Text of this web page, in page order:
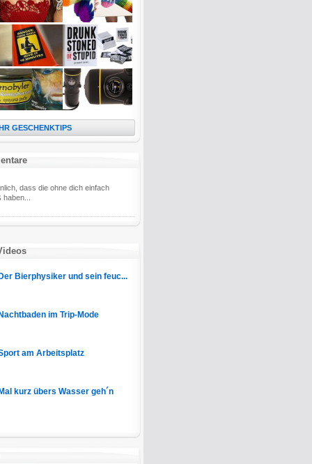
GESCHENKTIPS
dass die ohne dich einfach
Der Bierphysiker und sein feuc...
Nachtbaden im Trip-Mode
am Arbeitsplatz
Mal kurz übers Wasser geh´n